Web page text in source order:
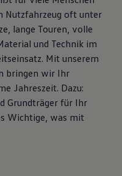
Nutzfahrzeug oft unter
lange Touren, volle
und Technik im
Mit unserem
bringen wir Ihr
Jahreszeit. Dazu:
Grundträger für Ihr
Wichtige, was mit